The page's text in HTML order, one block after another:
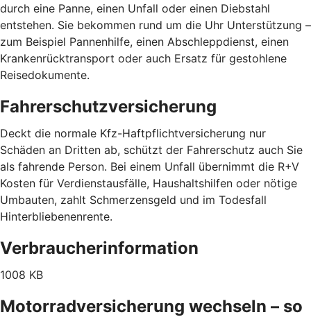
durch eine Panne, einen Unfall oder einen Diebstahl
entstehen. Sie bekommen rund um die Uhr Unterstützung –
zum Beispiel Pannenhilfe, einen Abschleppdienst, einen
Krankenrücktransport oder auch Ersatz für gestohlene
Reisedokumente.
Fahrerschutzversicherung
Deckt die normale Kfz-Haftpflichtversicherung nur
Schäden an Dritten ab, schützt der Fahrerschutz auch Sie
als fahrende Person. Bei einem Unfall übernimmt die R+V
Kosten für Verdienstausfälle, Haushaltshilfen oder nötige
Umbauten, zahlt Schmerzensgeld und im Todesfall
Hinterbliebenenrente.
Verbraucherinformation
1008 KB
Motorradversicherung wechseln – so